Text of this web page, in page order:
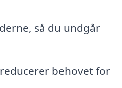
så du undgår
behovet for